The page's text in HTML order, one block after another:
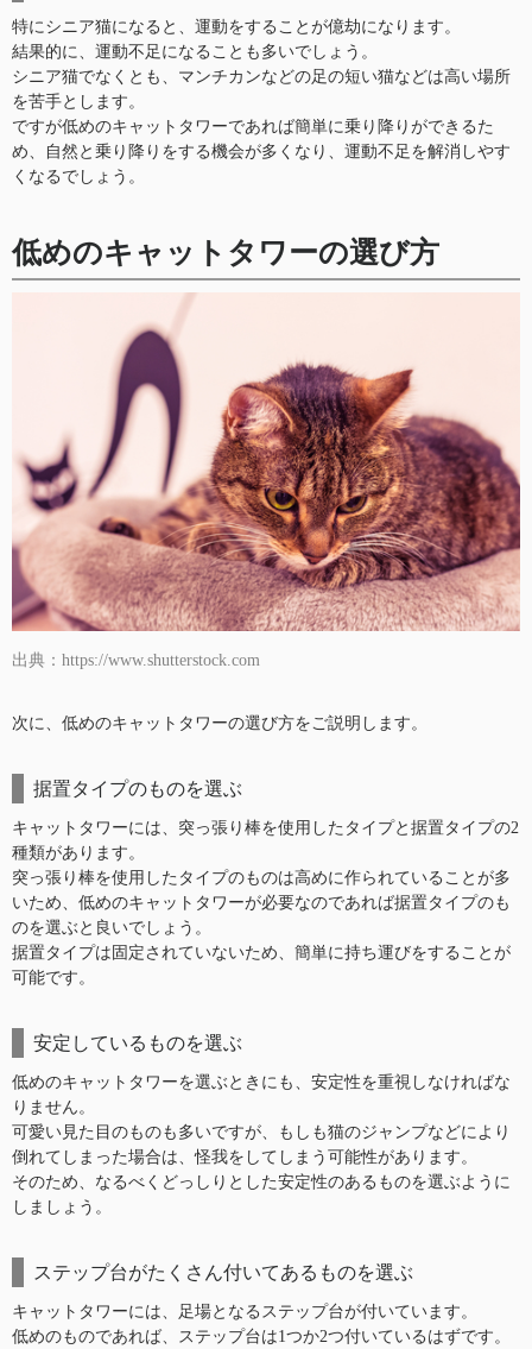
特にシニア猫になると、運動をすることが億劫になります。
結果的に、運動不足になることも多いでしょう。
シニア猫でなくとも、マンチカンなどの足の短い猫などは高い場所
を苦手とします。
ですが低めのキャットタワーであれば簡単に乗り降りができるた
め、自然と乗り降りをする機会が多くなり、運動不足を解消しやす
くなるでしょう。
低めのキャットタワーの選び方
出典：https://www.shutterstock.com
次に、低めのキャットタワーの選び方をご説明します。
据置タイプのものを選ぶ
キャットタワーには、突っ張り棒を使用したタイプと据置タイプの2
種類があります。
突っ張り棒を使用したタイプのものは高めに作られていることが多
いため、低めのキャットタワーが必要なのであれば据置タイプのも
のを選ぶと良いでしょう。
据置タイプは固定されていないため、簡単に持ち運びをすることが
可能です。
安定しているものを選ぶ
低めのキャットタワーを選ぶときにも、安定性を重視しなければな
りません。
可愛い見た目のものも多いですが、もしも猫のジャンプなどにより
倒れてしまった場合は、怪我をしてしまう可能性があります。
そのため、なるべくどっしりとした安定性のあるものを選ぶように
しましょう。
ステップ台がたくさん付いてあるものを選ぶ
キャットタワーには、足場となるステップ台が付いています。
低めのものであれば、ステップ台は1つか2つ付いているはずです。